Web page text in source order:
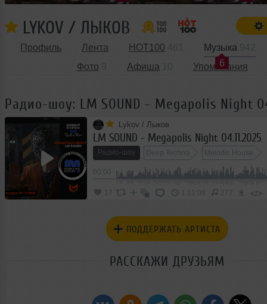
LYKOV / ЛЫКОВ
Профиль Лента HOT100
Музыка
6
Фото
Афиша Упоминания
Радио-шоу: LM SOUND - Megapolis Night
Lykov / Лыков
LM SOUND - Megapolis Night 04.11.2025
Радио-шоу Deep Techno Melodic House
Progressive House
17 1:11:09 277 </>
ПОДДЕРЖАТЬ АРТИСТА
РАССКАЖИ ДРУЗЬЯМ